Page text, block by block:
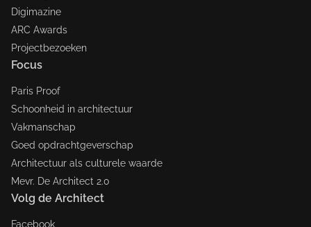
Digimazine
ARC Awards
Projectbezoeken
Focus
Paris Proof
Schoonheid in architectuur
Vakmanschap
Goed opdrachtgeverschap
Architectuur als culturele waarde
Mevr. De Architect 2.0
Volg de Architect
Facebook